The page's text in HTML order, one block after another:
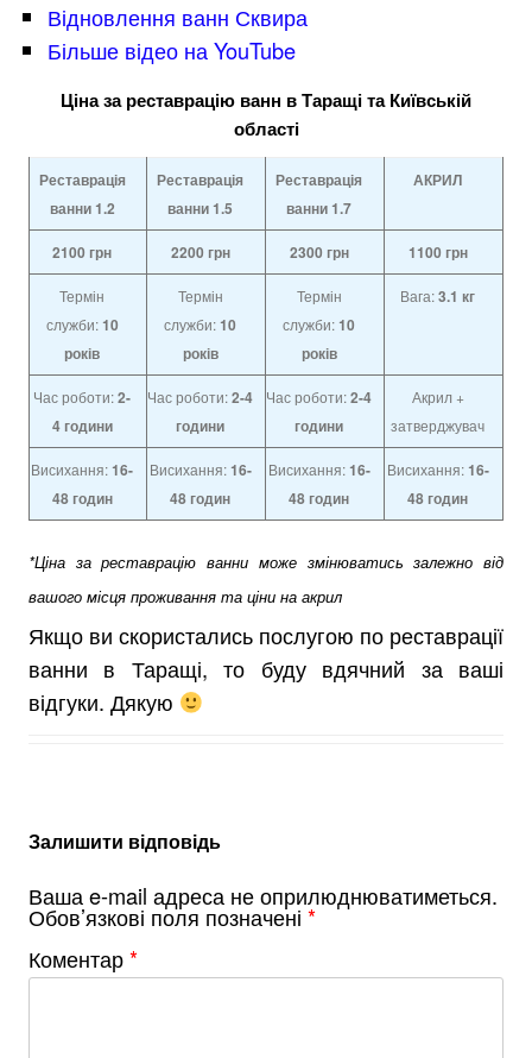
Відновлення ванн Сквира
Більше відео на YouTube
Ціна за реставрацію ванн в Таращі та Київській
області
Реставрація
ванни 1.2
Реставрація
ванни1.5
Реставрація
ванни1.7
АКРИЛ
2100 грн 2200 грн 2300 грн 1100 грн
Термін
служби:10
років
Термін
служби:10
років
Термін
служби:10
років
Вага:3.1 кг
Час роботи:2-
4 години
Час роботи:2-4
години
Час роботи:2-4
години
Акрил +
затверджувач
Висихання:16-
48 годин
Висихання:16-
48 годин
Висихання:16-
48 годин
Висихання:16-
48 годин
*Ціна за реставрацію ванни може змінюватись залежно від
вашого місця проживання та ціни на акрил
Якщо ви скористались послугою по реставрації
ванни в Таращі, то буду вдячний за ваші
відгуки. Дякую
Залишити відповідь
Ваша e-mail адреса не оприлюднюватиметься.
Обов’язкові поля позначені *
Коментар*